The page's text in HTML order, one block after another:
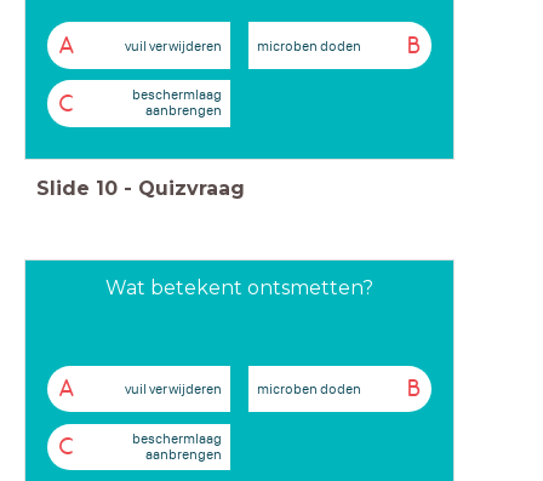
A vuil verwijderen B
microben doden
C
beschermlaag
aanbrengen
Slide 10 - Quizvraag
Wat betekent ontsmetten?
A vuil verwijderen B
microben doden
C
beschermlaag
aanbrengen